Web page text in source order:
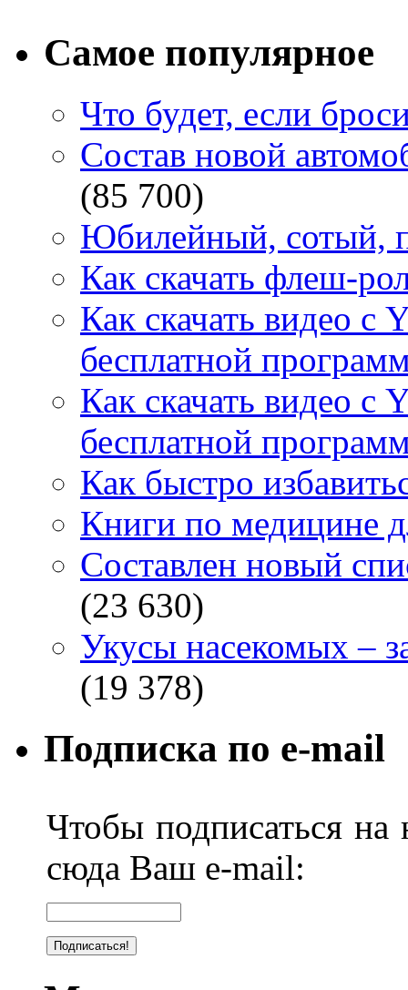
Самое популярное
Что будет, если
Состав новой
(85 700)
Юбилейный, сотый,
Как скачать флеш-
Как скачать видео с
бесплатной
Как скачать видео с
бесплатной
Как быстро
Книги по медицине
Составлен новый
(23 630)
Укусы насекомых –
(19 378)
Подписка по e-mail
Чтобы подписаться на
сюда Ваш e-mail: